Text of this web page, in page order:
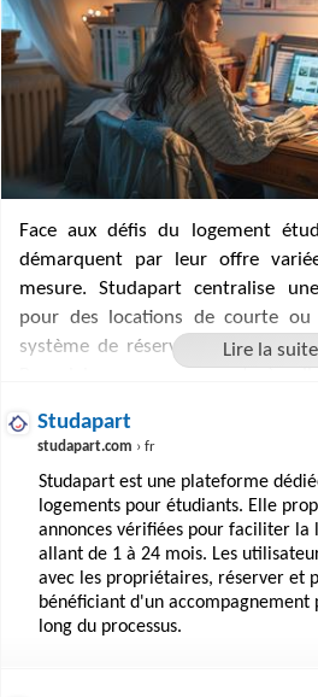
Face aux défis du logement
démarquent par leur offre
mesure. Studapart centralise
pour des locations de courte ou
système de réservation et de
stages. Location étudiant et
et des informations sur les aides
Années se spécialise dans les
meublées, tandis que Colocation
l'aspect communautaire et
colocation. Ces ressources
accompagner les étudiants dans
Studapart
studapart.com › fr
Studapart est une plateforme
logements pour étudiants. Elle
annonces vérifiées pour faciliter la
allant de 1 à 24 mois. Les
avec les propriétaires, réserver et
bénéficiant d'un accompagnement
long du processus.